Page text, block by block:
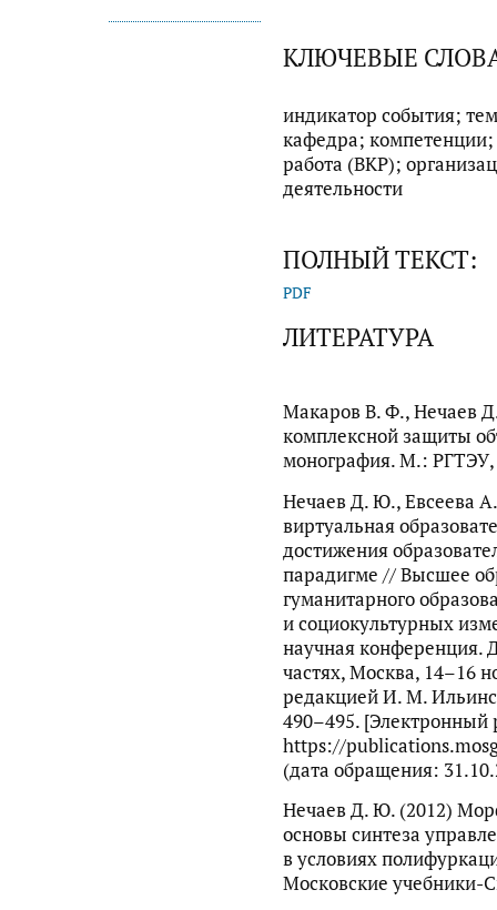
КЛЮЧЕВЫЕ
индикатор события;
кафедра;
работа (ВКР);
деятельности
ПОЛНЫЙ ТЕКСТ:
PDF
ЛИТЕРАТУРА
Макаров В. Ф., Нечаев
комплексной защиты
монография. М.: РГТЭУ,
Нечаев Д. Ю., Евсеева
виртуальная
достижения
парадигме // Высшее
гуманитарного
и социокультурных
научная конференция.
частях, Москва, 14–16
редакцией И. М.
490–495. [Электронный
https://
(дата обращения:
Нечаев Д. Ю. (2012)
основы синтеза
в условиях
Московские учебники-